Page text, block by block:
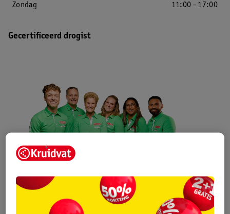
Zondag
11:00 - 17:00
Gecertificeerd drogist
Kruidvat is een erkend specialist in